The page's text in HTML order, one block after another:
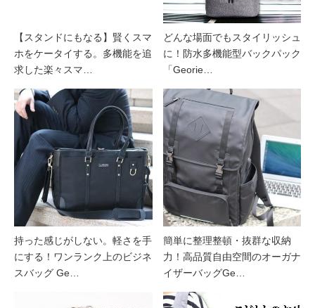
【スタンドにもなる】賢くスマ
ホをケータイする。多機能を追
求した楽々スマ…
どんな場面でもスタイリッシュ
に！防水多機能型バックパック
「Georie…
持った感じがしない。軽さを手
にする！ワンランク上のビジネ
スバッグ Ge…
簡単に整理整頓・抜群な収納
力！高品質自由空間のオーガナ
イザーバッグGe…